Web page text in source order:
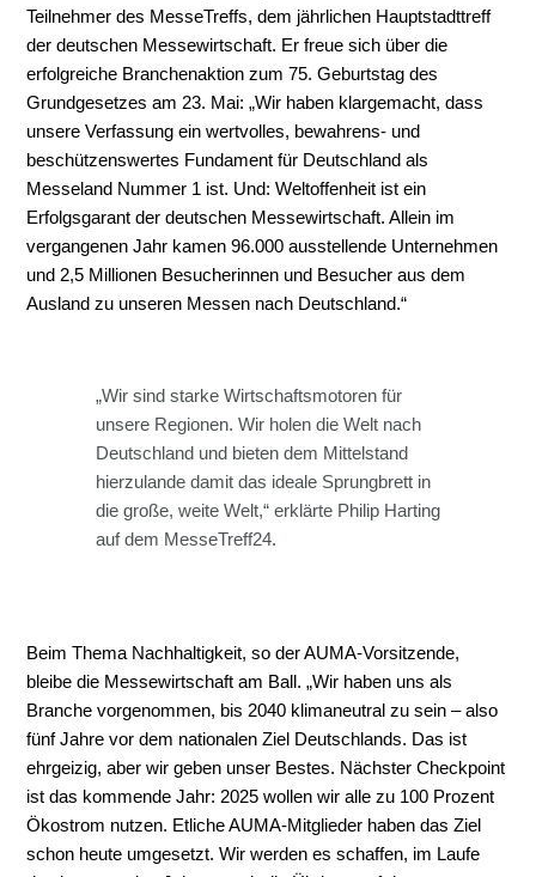
Teilnehmer des MesseTreffs, dem jährlichen Hauptstadttreff
der deutschen Messewirtschaft. Er freue sich über die
erfolgreiche Branchenaktion zum 75. Geburtstag des
Grundgesetzes am 23. Mai: „Wir haben klargemacht, dass
unsere Verfassung ein wertvolles, bewahrens- und
beschützenswertes Fundament für Deutschland als
Messeland Nummer 1 ist. Und: Weltoffenheit ist ein
Erfolgsgarant der deutschen Messewirtschaft. Allein im
vergangenen Jahr kamen 96.000 ausstellende Unternehmen
und 2,5 Millionen Besucherinnen und Besucher aus dem
Ausland zu unseren Messen nach Deutschland.“
„Wir sind starke Wirtschaftsmotoren für
unsere Regionen. Wir holen die Welt nach
Deutschland und bieten dem Mittelstand
hierzulande damit das ideale Sprungbrett in
die große, weite Welt,“ erklärte Philip Harting
auf dem MesseTreff24.
Beim Thema Nachhaltigkeit, so der AUMA-Vorsitzende,
bleibe die Messewirtschaft am Ball. „Wir haben uns als
Branche vorgenommen, bis 2040 klimaneutral zu sein – also
fünf Jahre vor dem nationalen Ziel Deutschlands. Das ist
ehrgeizig, aber wir geben unser Bestes. Nächster Checkpoint
ist das kommende Jahr: 2025 wollen wir alle zu 100 Prozent
Ökostrom nutzen. Etliche AUMA-Mitglieder haben das Ziel
schon heute umgesetzt. Wir werden es schaffen, im Laufe